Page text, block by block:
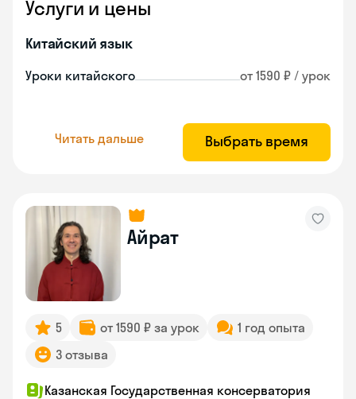
Услуги и цены
Китайский язык
Уроки китайского от 1590 ₽ / урок
Читать дальше Выбрать время
Айрат
5 от 1590 ₽ за урок
1 год опыта
3 отзыва
Казанская Государственная консерватория